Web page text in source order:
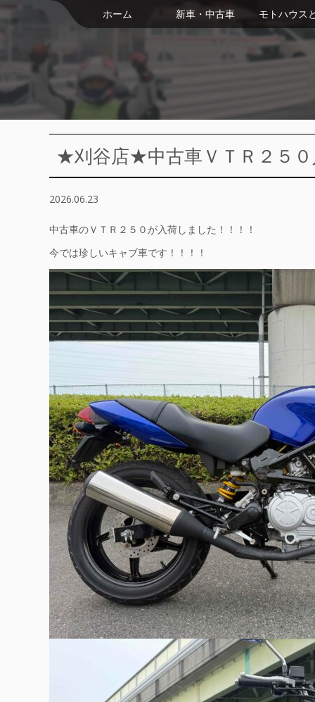
ホーム 新車・中古車 モトハウス
★刈谷店★中古車ＶＴＲ２５０
2026.06.23
中古車のＶＴＲ２５０が入荷しました！！！！
今では珍しいキャブ車です！！！！